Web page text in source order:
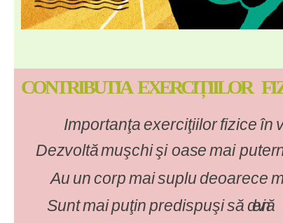
CONTRIBUTIAEXERCIȚIILOR
Importanţaexerciţiilor fizice în
Dezvoltămuşchişioase mai
Au uncorpmaisupludeoarece
Suntmaipuţinpredispuşisădevină